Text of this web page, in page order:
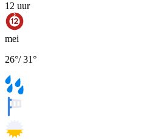
12 uur
mei
26°/31°